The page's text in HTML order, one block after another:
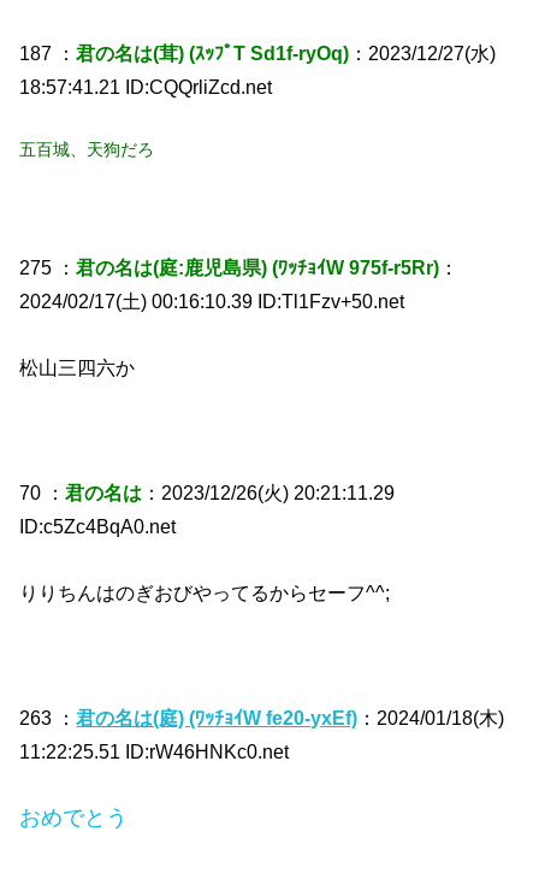
187 ：君の名は(茸) (ｽｯﾌﾟT Sd1f-ryOq) ：2023/12/27(水)
18:57:41.21 ID:CQQrliZcd.net
五百城、天狗だろ
275 ：君の名は(庭:鹿児島県) (ﾜｯﾁｮｲW 975f-r5Rr) ：
2024/02/17(土) 00:16:10.39 ID:Tl1Fzv+50.net
松山三四六か
70 ：君の名は ：2023/12/26(火) 20:21:11.29
ID:c5Zc4BqA0.net
りりちんはのぎおびやってるからセーフ^^;
263 ：君の名は(庭) (ﾜｯﾁｮｲW fe20-yxEf) ：2024/01/18(木)
11:22:25.51 ID:rW46HNKc0.net
おめでとう